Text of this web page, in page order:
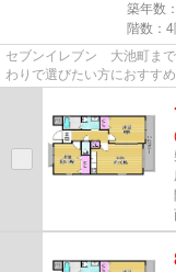
築年数
階数：4
セブンイレブン 大池町ま
わりで選びたい方におすす